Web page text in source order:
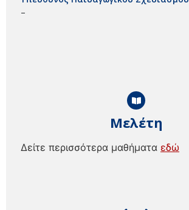
Μελέτη
Δείτε περισσότερα μαθήματα εδώ
–